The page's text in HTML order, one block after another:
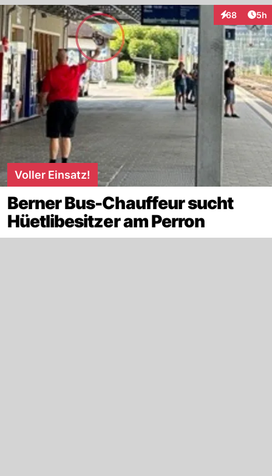
68
Interaktionen
5h
Voller Einsatz!
Berner Bus-Chauffeur sucht
Hüetlibesitzer am Perron